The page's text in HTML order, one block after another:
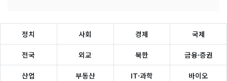
정치 사회 경제 국제
전국 외교 북한 금융·증권
산업 부동산 IT·과학 바이오